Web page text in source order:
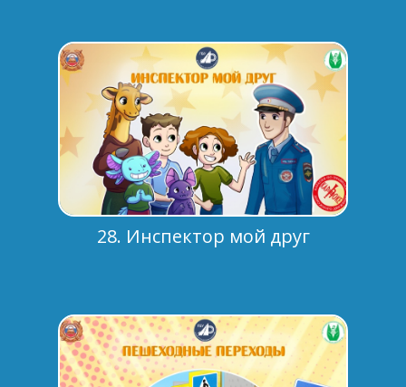
28. Инспектор мой друг